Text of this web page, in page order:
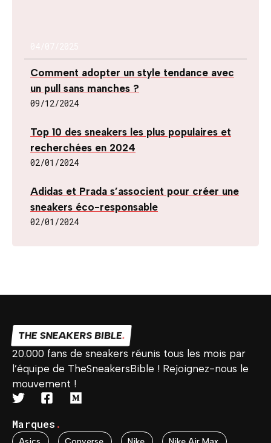
Comment adopter un style tendance avec
un pull sans manches ?
09/12/2024
Top 10 des sneakers les plus populaires et
recherchées en 2024
02/01/2024
Adidas et Prada s’associent pour créer une
sneakers éco-responsable
02/01/2024
THE SNEAKERS BIBLE.
20.000 fans de sneakers réunis tous les mois par
l’équipe de TheSneakersBible ! Rejoignez-nous le
mouvement !
Marques .